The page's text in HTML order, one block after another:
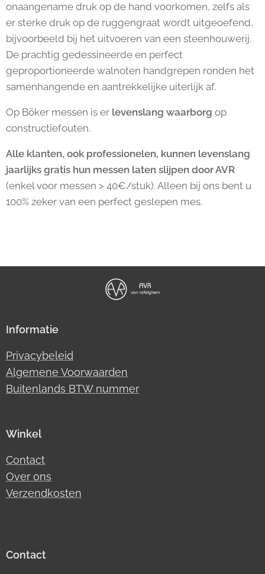
onaangename druk op de hand voorkomen, zelfs als
er sterke druk op de ruggengraat wordt uitgeoefend,
bijvoorbeeld bij het uitvoeren van een steenhouwerij.
De prachtig gedessineerde en perfect
geproportioneerde walnoten handgrepen ronden het
samenhangende en aantrekkelijke uiterlijk af.
Op Böker messen is er levenslang waarborg op
constructiefouten.
Alle klanten, ook professionelen, kunnen levenslang
jaarlijks gratis hun messen laten slijpen door AVR
(enkel voor messen > 40€/stuk). Alleen bij ons bent u
100% zeker van een perfect geslepen mes.
Informatie
Privacybeleid
Algemene Voorwaarden
Buitenlands BTW nummer
Winkel
Contact
Over ons
Verzendkosten
Contact